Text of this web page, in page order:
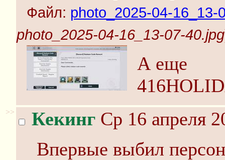
Файл: photo_2025-04-16_13-
photo_2025-04-16_13-07-40.jpg
А еще
>> Кекинг Ср 16 апреля
Впервые выбил